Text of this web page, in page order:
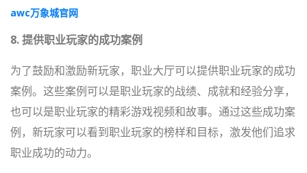
awc万象城官网
8. 提供职业玩家的成功案例
为了鼓励和激励新玩家，职业大厅可以提供职业玩家的成功
案例。这些案例可以是职业玩家的战绩、成就和经验分享，
也可以是职业玩家的精彩游戏视频和故事。通过这些成功案
例，新玩家可以看到职业玩家的榜样和目标，激发他们追求
职业成功的动力。